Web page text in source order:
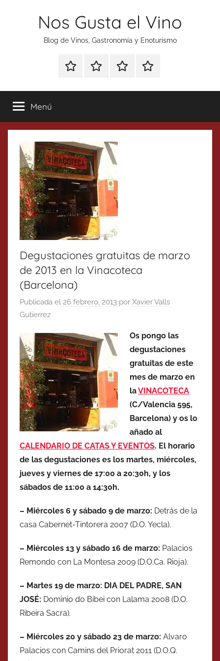
Nos Gusta el Vino
Blog de Vinos, Gastronomía y Enoturismo
Especial
Tonics
Enoturismo
Gastronomía
RankingContacto
Menú
Degustaciones gratuitas de marzo
de 2013 en la Vinacoteca
(Barcelona)
Publicada el 26 febrero, 2013 por Xavier Valls
Gutierrez
Os pongo las
degustaciones
gratuitas de este
mes de marzo en
laVINACOTECA
(C/Valencia 595,
Barcelona) y os lo
añado al
CALENDARIO DE CATAS Y EVENTOS. El horario
de las degustaciones es los martes, miércoles,
jueves y viernes de 17:00 a 20:30h, y los
sábados de 11:00 a 14:30h.
– Miércoles 6 y sábado 9 de marzo: Detrás de la
casa Cabernet-Tintorera 2007 (D.O. Yecla).
– Miércoles 13 y sábado 16 de marzo: Palacios
Remondo con La Montesa 2009 (D.O.Ca. Rioja).
– Martes 19 de marzo: DIA DEL PADRE, SAN
JOSÉ: Dominio do Bibei con Lalama 2008 (D.O.
Ribeira Sacra).
– Miércoles 20 y sábado 23 de marzo: Alvaro
Palacios con Camins del Priorat 2011 (D.O.Q.